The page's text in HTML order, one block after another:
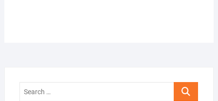
Search